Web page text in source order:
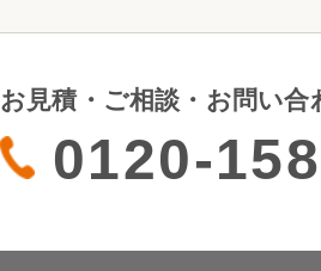
お見積・ご相談・お問い合
0120-